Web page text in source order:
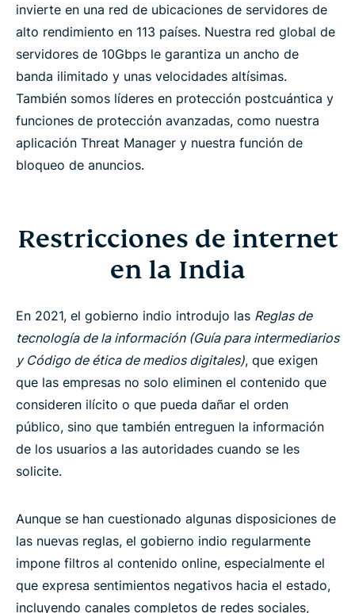
invierte en una red de ubicaciones de servidores de
alto rendimiento en 113 países. Nuestra red global de
servidores de 10Gbps le garantiza un ancho de
banda ilimitado y unas velocidades altísimas.
También somos líderes en protección postcuántica y
funciones de protección avanzadas, como nuestra
aplicación Threat Manager y nuestra función de
bloqueo de anuncios.
Restricciones de internet
en la India
En 2021, el gobierno indio introdujo las Reglas de
tecnología de la información (Guía para intermediarios
y Código de ética de medios digitales), que exigen
que las empresas no solo eliminen el contenido que
consideren ilícito o que pueda dañar el orden
público, sino que también entreguen la información
de los usuarios a las autoridades cuando se les
solicite.
Aunque se han cuestionado algunas disposiciones de
las nuevas reglas, el gobierno indio regularmente
impone filtros al contenido online, especialmente el
que expresa sentimientos negativos hacia el estado,
incluyendo canales completos de redes sociales,